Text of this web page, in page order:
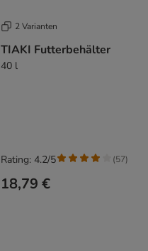
2 Varianten
TIAKI Futterbehälter
40 l
18,79 €
Rating: 4.2/5 (57)